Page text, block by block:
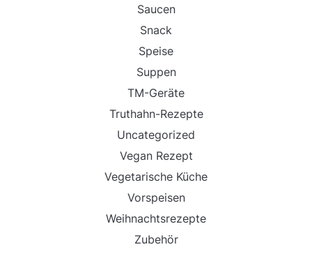
Saucen
Snack
Speise
Suppen
TM-Geräte
Truthahn-Rezepte
Uncategorized
Vegan Rezept
Vegetarische Küche
Vorspeisen
Weihnachtsrezepte
Zubehör